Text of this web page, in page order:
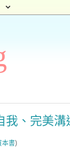
我、完美溝
本書)